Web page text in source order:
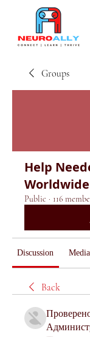
Groups
Help
Worldwide
Public · 116
Discussion Media
Back